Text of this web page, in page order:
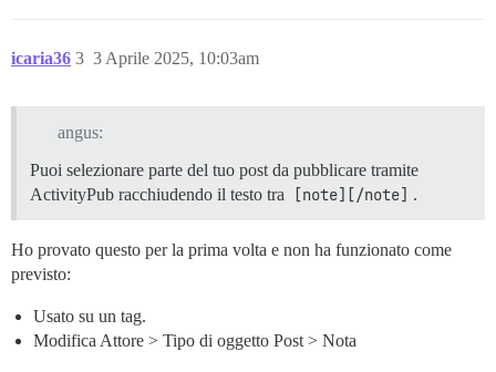
icaria36 3 Aprile 2025, 10:03am
3
angus:
Puoi selezionare parte del tuo post da pubblicare tramite
ActivityPub racchiudendo il testo tra
[note][/note] .
Ho provato questo per la prima volta e non ha funzionato come
previsto:
Usato su un tag.
Modifica Attore > Tipo di oggetto Post > Nota